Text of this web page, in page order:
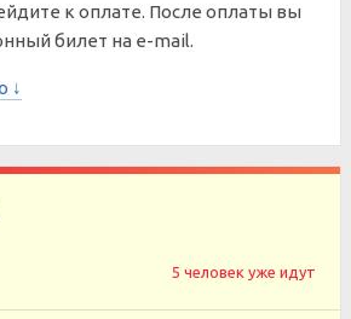
к оплате. После оплаты вы
билет на e-mail.
↓
5 человек уже идут